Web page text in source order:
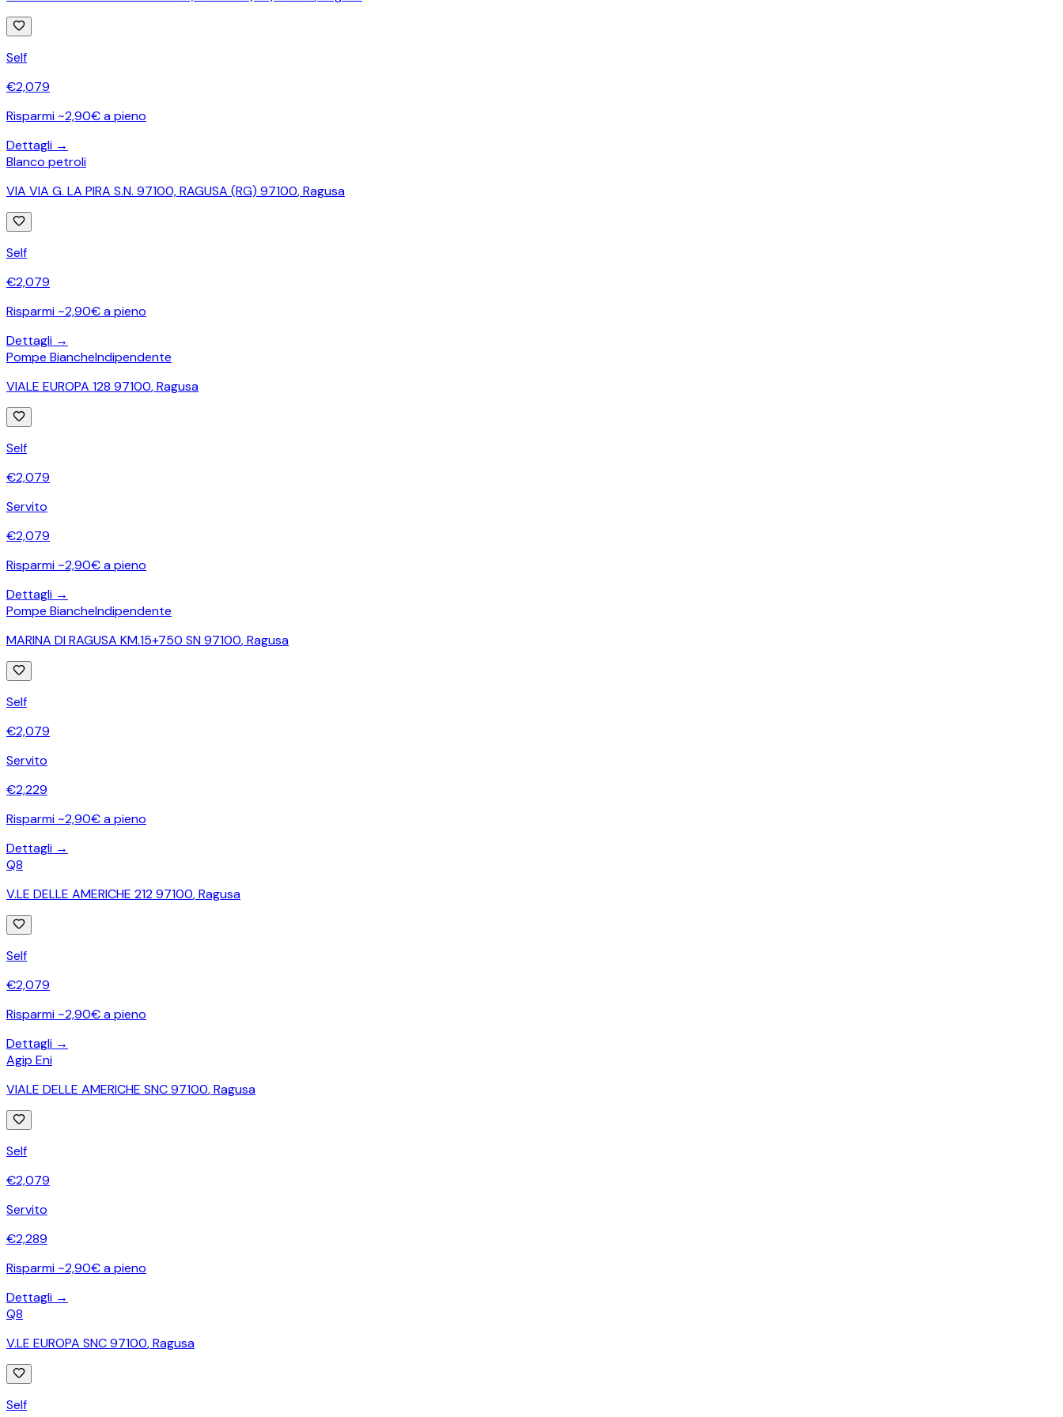
Self
€2,079
Risparmi ~2,90€ a pieno
Dettagli →
Blanco petroli
VIA VIA G. LA PIRA S.N. 97100, RAGUSA (RG) 97100,Ragusa
Self
€2,079
Risparmi ~2,90€ a pieno
Dettagli →
Pompe BiancheIndipendente
VIALE EUROPA 128 97100,Ragusa
Self
€2,079
Servito
€2,079
Risparmi ~2,90€ a pieno
Dettagli →
Pompe BiancheIndipendente
MARINA DI RAGUSA KM.15+750 SN 97100,Ragusa
Self
€2,079
Servito
€2,229
Risparmi ~2,90€ a pieno
Dettagli →
Q8
V.LE DELLE AMERICHE 212 97100,Ragusa
Self
€2,079
Risparmi ~2,90€ a pieno
Dettagli →
Agip Eni
VIALE DELLE AMERICHE SNC 97100,Ragusa
Self
€2,079
Servito
€2,289
Risparmi ~2,90€ a pieno
Dettagli →
Q8
V.LE EUROPA SNC 97100,Ragusa
Self